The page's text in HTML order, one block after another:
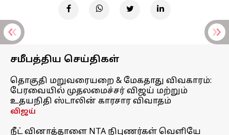
சமீபத்திய செய்திகள்
தொகுதி மறுவரையறை & மேகதாது விவகாரம்:
பேரவையில் முதலமைச்சர் விஜய் மற்றும்
உதயநிதி ஸ்டாலின் காரசார விவாதம்
விஜய்
நீட் வினாத்தாளை NTA நிபுணர்கள் வெளியே